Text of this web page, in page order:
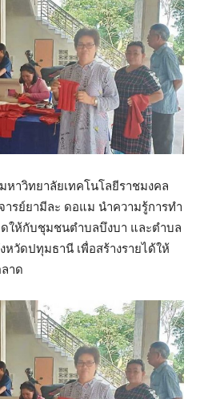
าวิทยาลัยเทคโนโลยีราชมงคล
รย์ยามีละ ดอแม นำความรู้การทำ
ให้กับชุมชนตำบลบึงบา และตำบล
หวัดปทุมธานี เพื่อสร้างรายได้ให้
าด